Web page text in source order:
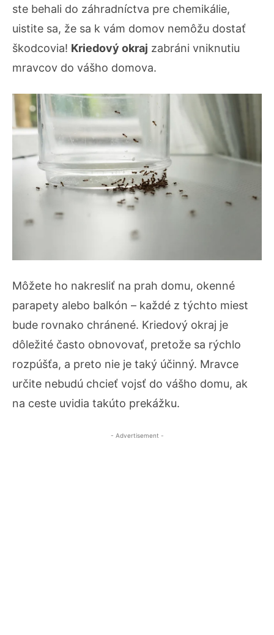
ste behali do záhradníctva pre chemikálie,
uistite sa, že sa k vám domov nemôžu dostať
škodcovia! Kriedový okraj zabráni vniknutiu
mravcov do vášho domova.
Môžete ho nakresliť na prah domu, okenné
parapety alebo balkón – každé z týchto miest
bude rovnako chránené. Kriedový okraj je
dôležité často obnovovať, pretože sa rýchlo
rozpúšťa, a preto nie je taký účinný. Mravce
určite nebudú chcieť vojsť do vášho domu, ak
na ceste uvidia takúto prekážku.
- Advertisement -